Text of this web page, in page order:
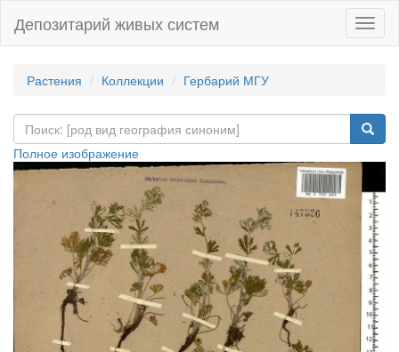
Депозитарий живых систем
Растения Коллекции Гербарий МГУ
Полное изображение